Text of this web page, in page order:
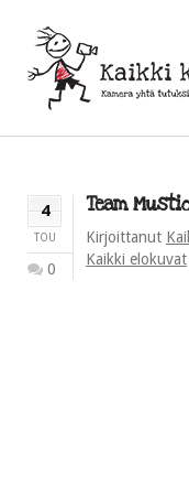
4
TOU
0
Team
Kirjoittanut
Kaikki elokuvat